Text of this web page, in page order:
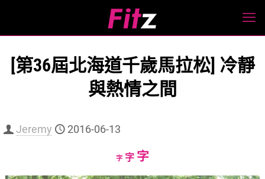
[第36屆北海道千歲馬拉松] 冷靜
與熱情之間
Jeremy 2016-06-13
字Decrease
字Reset
字Increase